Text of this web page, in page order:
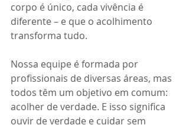
corpo é único, cada vivência é
diferente – e que o acolhimento
transforma tudo.
Nossa equipe é formada por
profissionais de diversas áreas, mas
todos têm um objetivo em comum:
acolher de verdade. E isso significa
ouvir de verdade e cuidar sem